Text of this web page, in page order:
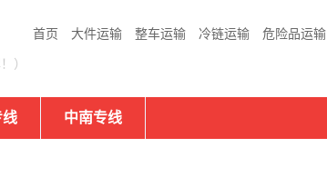
首页 大件运输 整车运输 冷链运输 危险品运输
）
线 中南专线